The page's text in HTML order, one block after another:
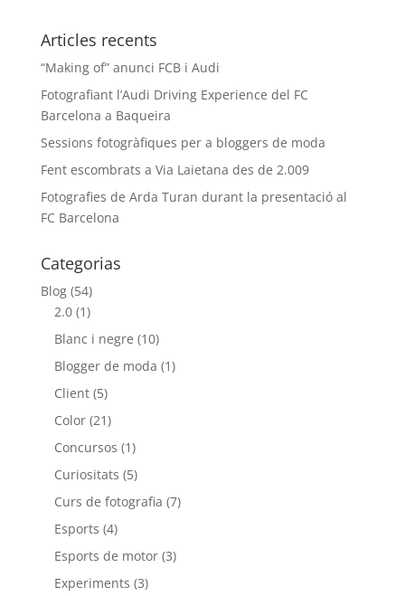
Articles recents
“Making of” anunci FCB i Audi
Fotografiant l’Audi Driving Experience del FC
Barcelona a Baqueira
Sessions fotogràfiques per a bloggers de moda
Fent escombrats a Via Laietana des de 2.009
Fotografies de Arda Turan durant la presentació al
FC Barcelona
Categorias
Blog(54)
2.0(1)
Blanc i negre (10)
Blogger de moda (1)
Client(5)
Color(21)
Concursos (1)
Curiositats (5)
Curs de fotografia (7)
Esports (4)
Esports de motor(3)
Experiments (3)